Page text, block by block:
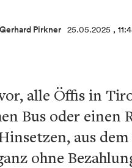
Gerhard Pirkner 25.05.2025 ,
alle Öffis in
Bus oder einen
aus
ohne